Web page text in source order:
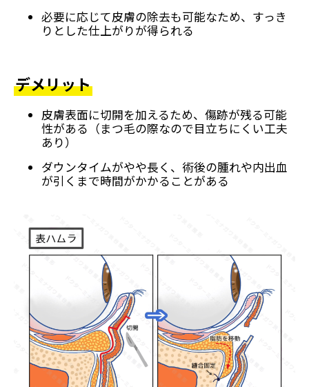
必要に応じて皮膚の除去も可能なため、すっき
りとした仕上がりが得られる
デメリット
皮膚表面に切開を加えるため、傷跡が残る可能
性がある（まつ毛の際なので目立ちにくい工夫
あり）
ダウンタイムがやや長く、術後の腫れや内出血
が引くまで時間がかかることがある